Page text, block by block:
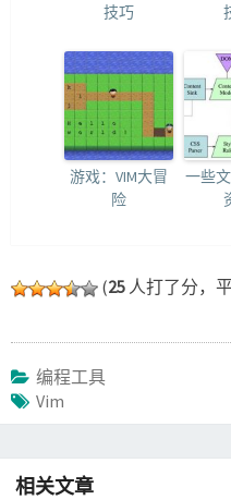
技巧
游戏：VIM大冒
险
一些
(25 人打了分，
编程工具
Vim
相关文章